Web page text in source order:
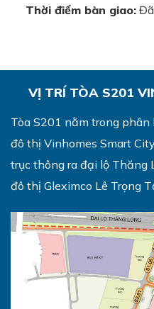
Thời điểm bàn giao:Đã
VỊ TRÍ TÒA S201
Tòa S201 nằm trong phân
đô thị Vinhomes Smart
trục thông ra đại lộ Thăng
đô thị Gleximco Lê Trọng